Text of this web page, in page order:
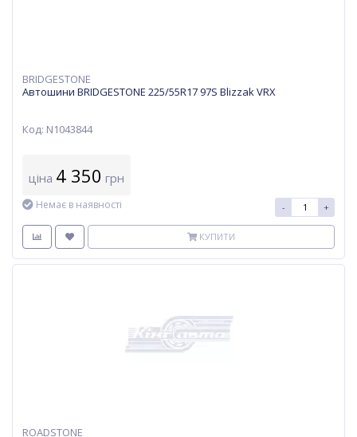
BRIDGESTONE
Автошини BRIDGESTONE 225/55R17 97S Blizzak VRX
Код: N1043844
ціна 4 350 грн
Немає в наявності - +
КУПИТИ
ROADSTONE